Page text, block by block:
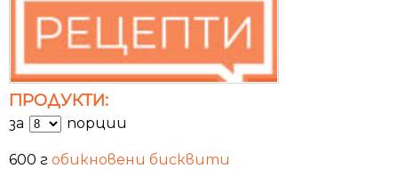
ПРОДУКТИ:
за порции
600 г обикновени бисквити